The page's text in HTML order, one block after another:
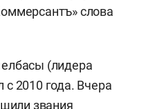
слова
(лидера
2010 года. Вчера
звания